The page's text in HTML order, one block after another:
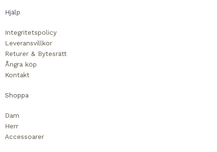
b
o
o
k
-
s
o
p
Hjälp
Integritetspolicy
Leveransvillkor
Returer & Bytesrätt
Ångra köp
Kontakt
Shoppa
Dam
Herr
Accessoarer